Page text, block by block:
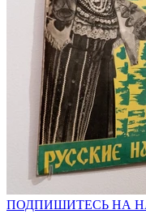
ПОДПИШИТЕСЬ НА